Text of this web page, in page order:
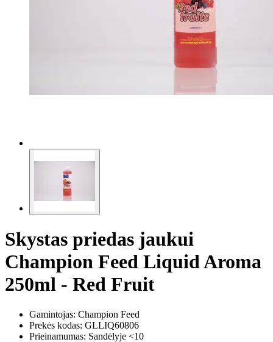
Skystas priedas jaukui
Champion Feed Liquid Aroma
250ml - Red Fruit
Gamintojas: Champion Feed
Prekės kodas: GLLIQ60806
Prieinamumas: Sandėlyje <10